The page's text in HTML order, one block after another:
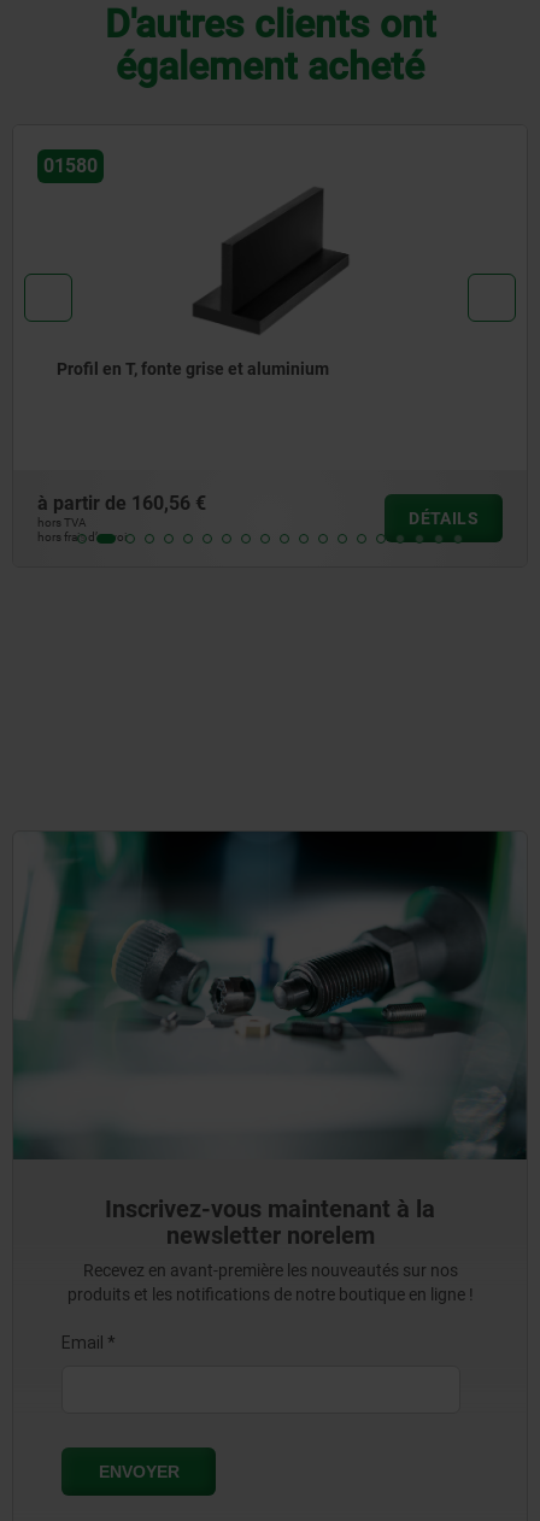
D'autres clients ont
également acheté
DÉTAILS
Profil en L inégal, fonte grise et
hors frais d’envoi
Inscrivez-vous maintenant à la
newsletter norelem
Recevez en avant-première les nouveautés sur nos
produits et les notifications de notre boutique en ligne !